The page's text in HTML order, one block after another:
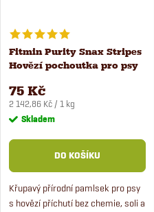
Fitmin Purity Snax Stripes
Hovězí pochoutka pro psy
75 Kč
Měrná
cena:
2 142,86 Kč / 1 kg
Skladem
DO KOŠÍKU
Křupavý přírodní pamlsek pro psy
s hovězí příchutí bez chemie, soli a